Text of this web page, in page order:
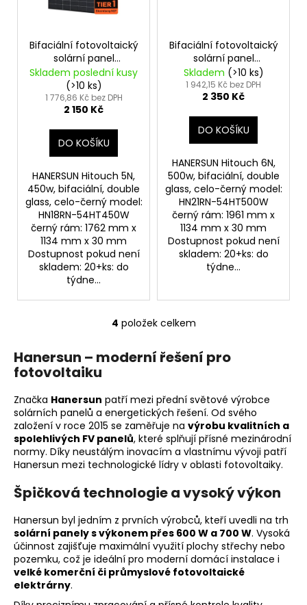
Bifaciální fotovoltaický
solární panel
HANERSUN 450Wp full
black
Skladem poslední kusy
(>10 ks)
1 776,86 Kč bez DPH
2 150 Kč
DO KOŠÍKU
HANERSUN Hitouch 5N,
450w, bifaciální, double
glass, celo-černý model:
HN18RN-54HT450W
černý rám: 1762 mm x
1134 mm x 30 mm
Dostupnost pokud není
skladem: 20+ks: do
týdne...
Bifaciální fotovoltaický
solární panel
HANERSUN 500Wp full
black
Skladem (>10 ks)
1 942,15 Kč bez DPH
2 350 Kč
DO KOŠÍKU
HANERSUN Hitouch 6N,
500w, bifaciální, double
glass, celo-černý model:
HN21RN-54HT500W
černý rám: 1961 mm x
1134 mm x 30 mm
Dostupnost pokud není
skladem: 20+ks: do
týdne...
O
l
a
c
í
p
r
k
v
ý
p
i
u
4 položek celkem
Hanersun – moderní řešení pro
fotovoltaiku
Značka Hanersun patří mezi přední světové výrobce
solárních panelů a energetických řešení. Od svého
založení v roce 2015 se zaměřuje na výrobu kvalitních a
spolehlivých FV panelů, které splňují přísné mezinárodní
normy. Díky neustálým inovacím a vlastnímu vývoji patří
Hanersun mezi technologické lídry v oblasti fotovoltaiky.
Špičková technologie a vysoký výkon
Hanersun byl jedním z prvních výrobců, kteří uvedli na trh
solární panely s výkonem přes 600 W a 700 W. Vysoká
účinnost zajišťuje maximální využití plochy střechy nebo
pozemku, což je ideální pro moderní domácí instalace i
velké komerční či průmyslové fotovoltaické
elektrárny.